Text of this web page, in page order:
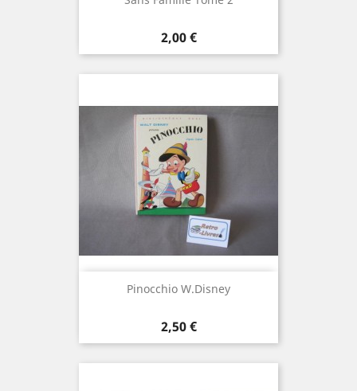
Prix
2,00 €
Pinocchio W.Disney
Prix
2,50 €